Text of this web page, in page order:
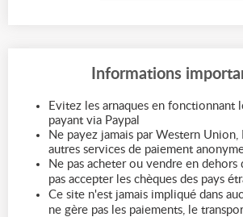
Informations
Evitez les arnaques en fonctionnant
payant via Paypal
Ne payez jamais par Western
autres services de paiement
Ne pas acheter ou vendre en dehors
pas accepter les chèques des pays
Ce site n'est jamais impliqué dans
ne gère pas les paiements, le